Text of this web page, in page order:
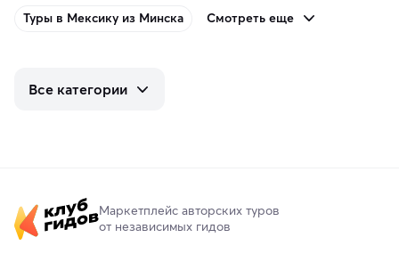
Туры в Мексику из Минска Смотреть еще
Все категории
Маркетплейс авторских туров
от независимых гидов